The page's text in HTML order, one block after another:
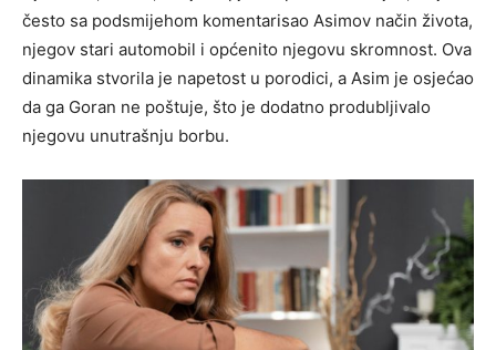
često sa podsmijehom komentarisao Asimov način života,
njegov stari automobil i općenito njegovu skromnost. Ova
dinamika stvorila je napetost u porodici, a Asim je osjećao
da ga Goran ne poštuje, što je dodatno produbljivalo
njegovu unutrašnju borbu.